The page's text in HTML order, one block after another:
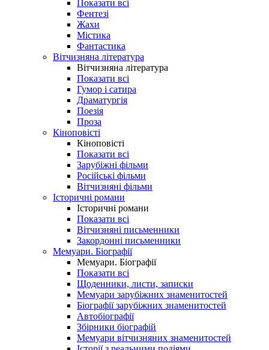
Показати всі
Фентезі
Жахи
Містика
Фантастика
Вітчизняна література
Вітчизняна література
Показати всі
Гумор і сатира
Драматургія
Поезія
Проза
Кіноповісті
Кіноповісті
Показати всі
Зарубіжні фільми
Російські фільми
Вітчизняні фільми
Історичні романи
Історичні романи
Показати всі
Вітчизняні письменники
Закордонні письменники
Мемуари. Біографії
Мемуари. Біографії
Показати всі
Щоденники, листи, записки
Мемуари зарубіжних знаменитостей
Біографії зарубіжних знаменитостей
Автобіографії
Збірники біографій
Мемуари вітчизняних знаменитостей